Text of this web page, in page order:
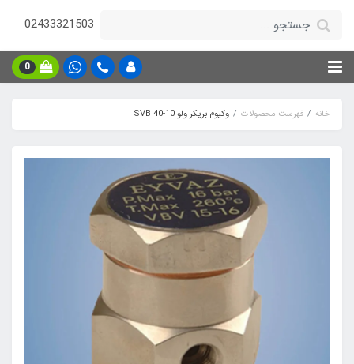
02433321503
0
خانه فهرست محصولات وکیوم بریکر ولو SVB 40-10